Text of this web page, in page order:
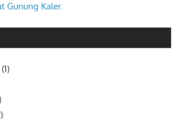
Gunung Kaler.
(1)